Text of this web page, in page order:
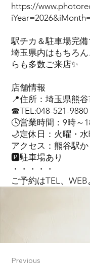
https://
駅チカ＆駐車場完
埼玉県内はもちろ
らも多数ご来店✨
店舗情報
📍住所：埼玉県熊
☎TEL:048-521-9880
🕓営業時間：9時～
🌙定休日：火曜・水
アクセス：熊谷駅
🅿駐車場あり
・・・・・
ご予約はTEL、
Previous